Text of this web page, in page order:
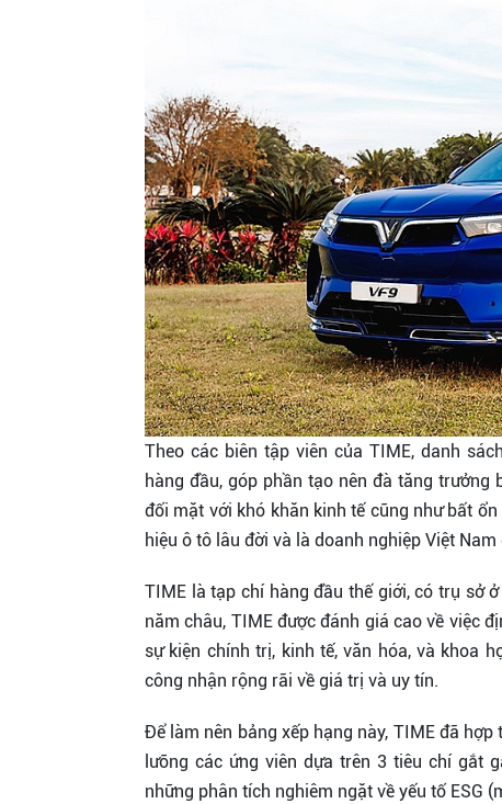
Theo các biên tập viên của TIME, danh
hàng đầu, góp phần tạo nên đà tăng
đối mặt với khó khăn kinh tế cũng như bất
hiệu ô tô lâu đời và là doanh nghiệp Việt
TIME là tạp chí hàng đầu thế giới, có trụ sở
năm châu, TIME được đánh giá cao về việc
sự kiện chính trị, kinh tế, văn hóa, và khoa
công nhận rộng rãi về giá trị và uy tín.
Để làm nên bảng xếp hạng này, TIME đã
lưỡng các ứng viên dựa trên 3 tiêu chí gắt
những phân tích nghiêm ngặt về yếu tố ESG